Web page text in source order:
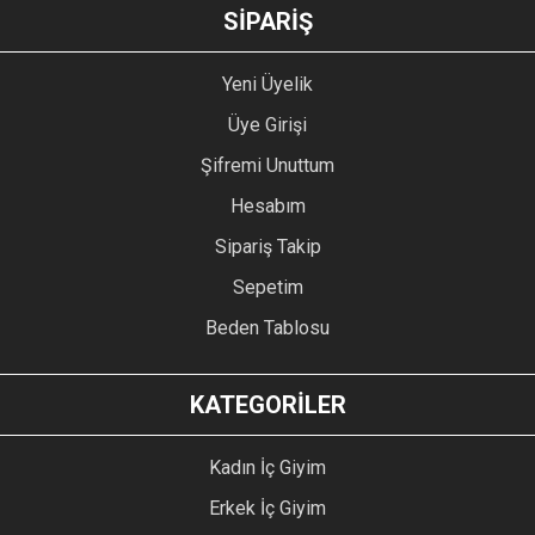
GÖNDER
SİPARİŞ
Yeni Üyelik
Üye Girişi
Şifremi Unuttum
Hesabım
Sipariş Takip
Sepetim
Beden Tablosu
KATEGORİLER
Kadın İç Giyim
Erkek İç Giyim